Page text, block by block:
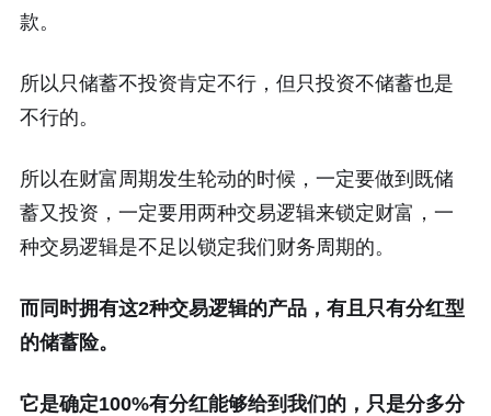
款。
所以只储蓄不投资肯定不行，但只投资不储蓄也是
不行的。
所以在财富周期发生轮动的时候，一定要做到既储
蓄又投资，一定要用两种交易逻辑来锁定财富，一
种交易逻辑是不足以锁定我们财务周期的。
而同时拥有这2种交易逻辑的产品，有且只有分红型
的储蓄险。
它是确定100%有分红能够给到我们的，只是分多分